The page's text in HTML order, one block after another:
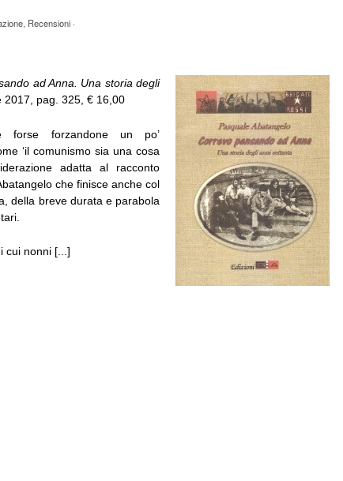
, Recensioni·
ad Anna. Una storia degli
2017, pag. 325, € 16,00
forse forzandone un po’
‘il comunismo sia una cosa
adatta al racconto
che finisce anche col
della breve durata e parabola
cui nonni [...]